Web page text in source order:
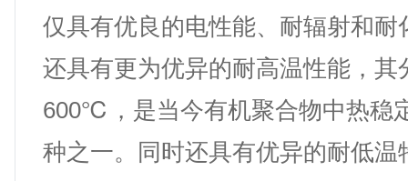
仅具有优良的电性能、耐辐射和耐
还具有更为优异的耐高温性能，其
600℃，是当今有机聚合物中热稳
种之一。同时还具有优异的耐低温